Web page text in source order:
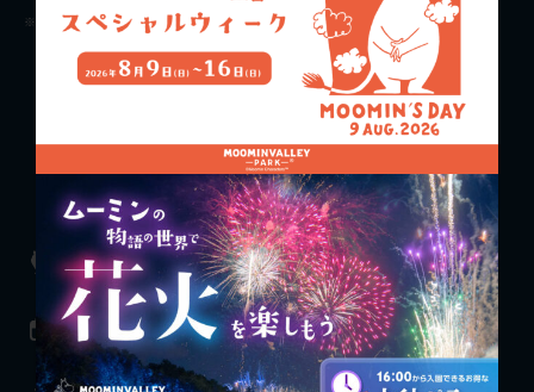
※チケットは閉園時間の1時間前までお買い求めいただけます。
料金案内
お知らせ
イベント情報
ムーミンバレー
施設一覧
アクティビティ